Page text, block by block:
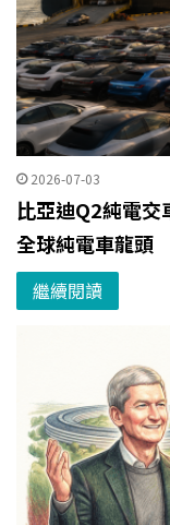
2026-07-03
比亞迪Q2純電
全球純電車龍頭
繼續閱讀